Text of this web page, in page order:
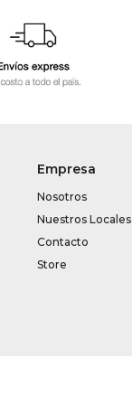
Empresa
Nosotros
Nuestros Locales
Contacto
Store